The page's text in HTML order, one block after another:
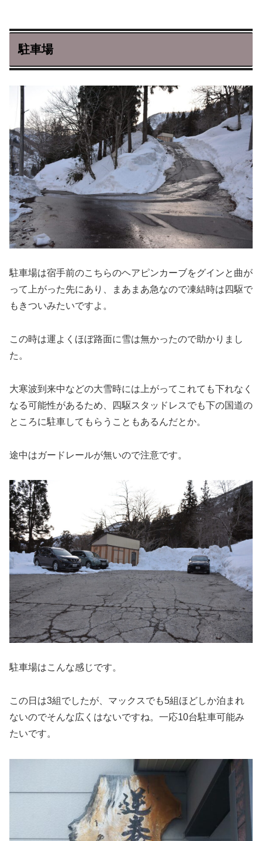
駐車場
駐車場は宿手前のこちらのヘアピンカーブをグインと曲が
って上がった先にあり、まあまあ急なので凍結時は四駆で
もきついみたいですよ。
この時は運よくほぼ路面に雪は無かったので助かりまし
た。
大寒波到来中などの大雪時には上がってこれても下れなく
なる可能性があるため、四駆スタッドレスでも下の国道の
ところに駐車してもらうこともあるんだとか。
途中はガードレールが無いので注意です。
駐車場はこんな感じです。
この日は3組でしたが、マックスでも5組ほどしか泊まれ
ないのでそんな広くはないですね。一応10台駐車可能み
たいです。